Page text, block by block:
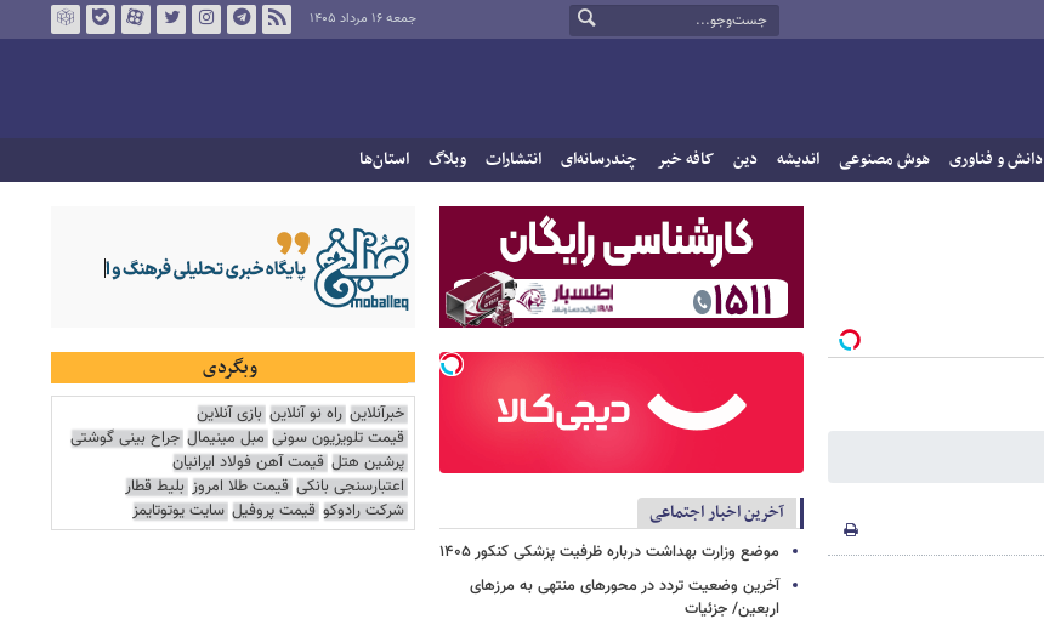
جمعه ۱۶ مرداد ۱۴۰۵
دانش و فناوری هوش مصنوعی اندیشه دین کافه خبر چندرسانه‌ای انتشارات وبلاگ استان‌ها
آخرین اخبار اجتماعی
موضع وزارت بهداشت درباره ظرفیت پزشکی کنکور ۱۴۰۵
آخرین وضعیت تردد در محورهای منتهی به مرزهای
اربعین/ جزئیات
وبگردی
خبرآنلاین راه نو آنلاین بازی آنلاین
قیمت تلویزیون سونی مبل مینیمال جراح بینی گوشتی
پرشین هتل قیمت آهن فولاد ایرانیان
اعتبارسنجی بانکی قیمت طلا امروز بلیط قطار
شرکت رادوکو قیمت پروفیل سایت یوتوتایمز